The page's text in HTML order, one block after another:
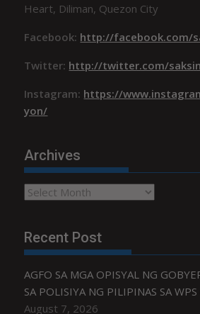
Heart, Diliman, Quezon City
Facebook: http://facebook.com/
Twitter: http://twitter.com/
Instagram: https://
yon/
Archives
Archives
Recent Post
AGFO SA MGA OPISYAL NG
SA POLISIYA NG PILIPINAS SA
August 7, 2026